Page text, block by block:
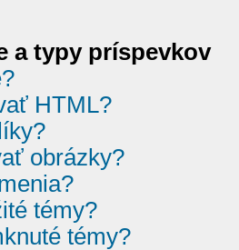
a typy príspevkov
HTML?
obrázky?
témy?
témy?